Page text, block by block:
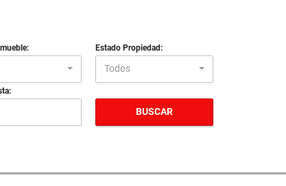
Estado Propiedad:
Todos
BUSCAR